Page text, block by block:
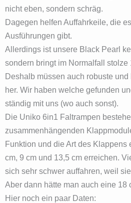
nicht eben, sondern schräg.
Dagegen helfen Auffahrkeile, die
Ausführungen gibt.
Allerdings ist unsere Black Pearl
sondern bringt im Normalfall stolze
Deshalb müssen auch robuste
her. Wir haben welche gefunden
ständig mit uns (wo auch sonst).
Die Uniko 6in1 Faltrampen
zusammenhängenden
Funktion und die Art des Klappens
cm, 9 cm und 13,5 cm erreichen.
sich sehr schwer auffahren, weil
Aber dann hätte man auch eine 18
Hier noch ein paar Daten: